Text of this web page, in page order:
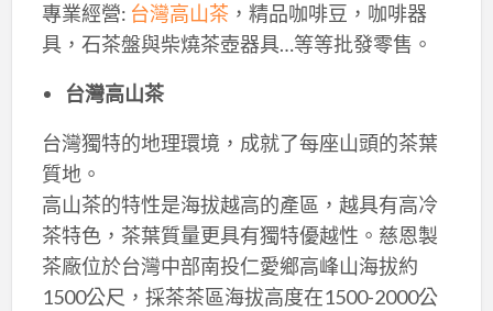
專業經營: 台灣高山茶，精品咖啡豆，咖啡器
具，石茶盤與柴燒茶壺器具…等等批發零售。
台灣高山茶
台灣獨特的地理環境，成就了每座山頭的茶葉
質地。
高山茶的特性是海拔越高的產區，越具有高冷
茶特色，茶葉質量更具有獨特優越性。慈恩製
茶廠位於台灣中部南投仁愛鄉高峰山海拔約
1500公尺，採茶茶區海拔高度在1500-2000公